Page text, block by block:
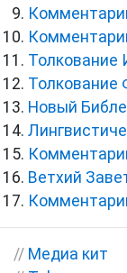
Толкование
Толкование
Новый
Ветхий
// Медиа кит